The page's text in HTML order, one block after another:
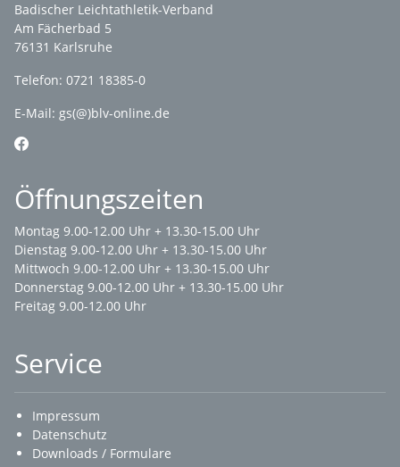
Badischer Leichtathletik-Verband
Am Fächerbad 5
76131 Karlsruhe
Telefon: 0721 18385-0
E-Mail: gs(@)blv-online.de
Öffnungszeiten
Montag 9.00-12.00 Uhr + 13.30-15.00 Uhr
Dienstag 9.00-12.00 Uhr + 13.30-15.00 Uhr
Mittwoch 9.00-12.00 Uhr + 13.30-15.00 Uhr
Donnerstag 9.00-12.00 Uhr + 13.30-15.00 Uhr
Freitag 9.00-12.00 Uhr
Service
Impressum
Datenschutz
Downloads / Formulare